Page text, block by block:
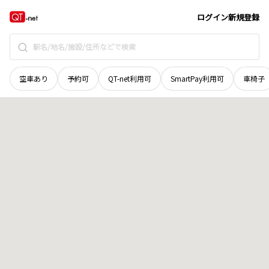
ログイン新規登録
空車あり 予約可 QT-net利用可 SmartPay利用可 車椅子
福井県